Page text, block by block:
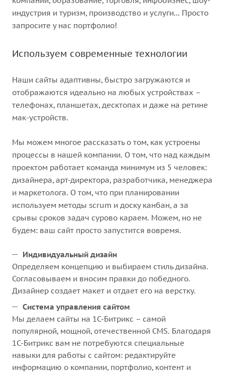
индустрия и туризм, производство и услуги... Просто
запросите у нас портфолио!
Используем современные технологии
Наши сайты адаптивны, быстро загружаются и
отображаются идеально на любых устройствах –
телефонах, планшетах, десктопах и даже на ретине
мак-устройств.
Мы можем многое рассказать о том, как устроены
процессы в нашей компании. О том, что над каждым
проектом работает команда минимум из 5 человек:
дизайнера, арт-директора, разработчика, менеджера
и маркетолога. О том, что при планировании
используем методы scrum и доску канбан, а за
срывы сроков задач сурово караем. Можем, но не
будем: ваш сайт просто запустится вовремя.
Индивидуальный дизайн
Определяем концепцию и выбираем стиль дизайна.
Согласовываем и вносим правки до победного.
Дизайнер создает макет и отдает его на верстку.
Система управления сайтом
Мы делаем сайты на 1С-Битрикс – самой
популярной, мощной, отечественной CMS. Благодаря
1С-Битрикс вам не потребуются специальные
навыки для работы с сайтом: редактируйте
информацию о компании, портфолио, контент и